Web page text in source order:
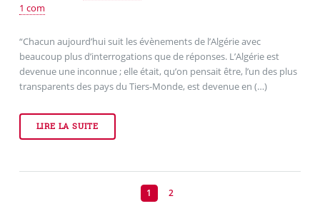
1 com
“Chacun aujourd’hui suit les évènements de l’Algérie avec
beaucoup plus d’interrogations que de réponses. L’Algérie est
devenue une inconnue ; elle était, qu’on pensait être, l’un des plus
transparents des pays du Tiers-Monde, est devenue en (…)
LIRE LA SUITE
1 2